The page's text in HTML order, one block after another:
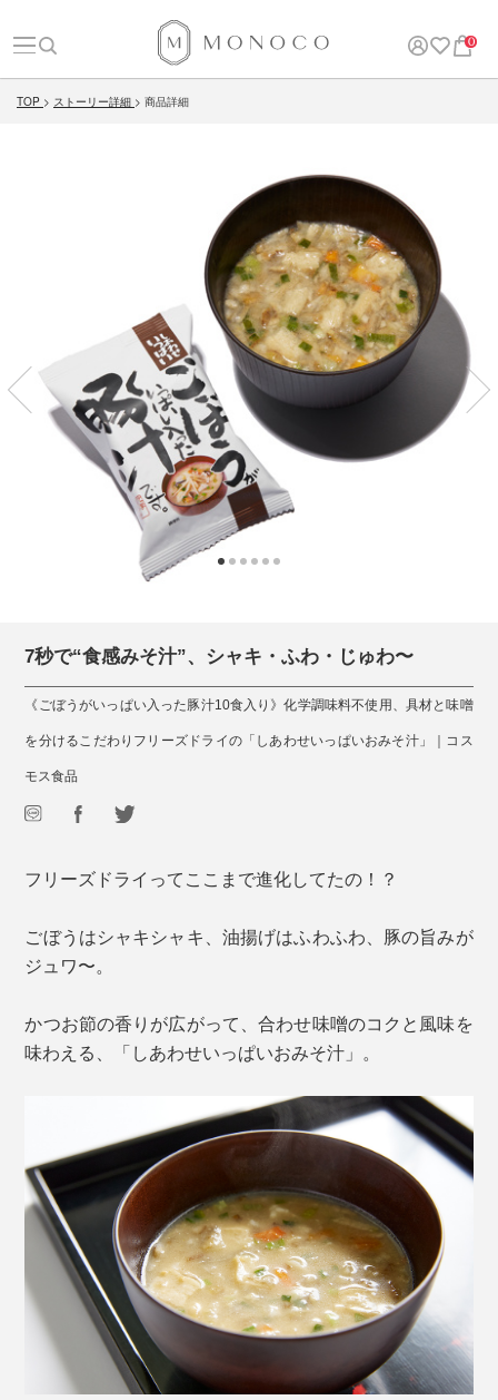
0
TOP ストーリー詳細 商品詳細
7秒で“食感みそ汁”、シャキ・ふわ・じゅわ〜
《ごぼうがいっぱい入った豚汁10食入り》化学調味料不使用、具材と味噌
を分けるこだわりフリーズドライの「しあわせいっぱいおみそ汁」｜コス
モス食品
フリーズドライってここまで進化してたの！？
ごぼうはシャキシャキ、油揚げはふわふわ、豚の旨みが
ジュワ〜。
かつお節の香りが広がって、合わせ味噌のコクと風味を
味わえる、「しあわせいっぱいおみそ汁」。